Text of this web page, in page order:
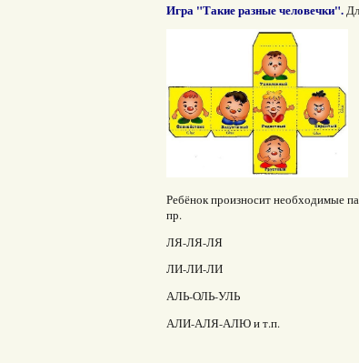
Игра "Такие разные человечки".
Ребёнок произносит необходимые
пр.
ЛЯ-ЛЯ-ЛЯ
ЛИ-ЛИ-ЛИ
АЛЬ-ОЛЬ-УЛЬ
АЛИ-АЛЯ-АЛЮ и т.п.